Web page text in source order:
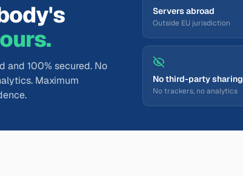
and 100% secured. No
Maximum
Servers abroad
Outside EU jurisdiction
No third-party sharing
No trackers, no analytics